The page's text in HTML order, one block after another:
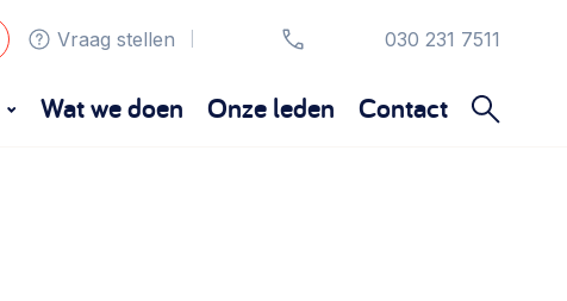
Vraag stellen 030 231 7511
Wat we doen Onze leden Contact